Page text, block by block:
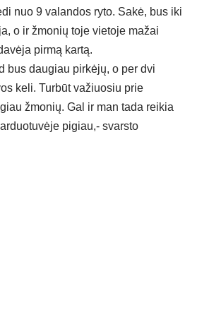
nuo 9 valandos ryto. Sakė, bus iki
o ir žmonių toje vietoje mažai
pirmą kartą.
bus daugiau pirkėjų, o per dvi
keli. Turbūt važiuosiu prie
žmonių. Gal ir man tada reikia
pigiau,- svarsto